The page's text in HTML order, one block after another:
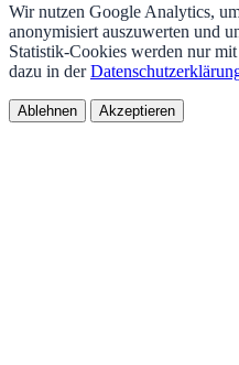
Wir nutzen Google Analytics,
anonymisiert auszuwerten und
Statistik-Cookies werden nur
dazu in der
Ablehnen Akzeptieren